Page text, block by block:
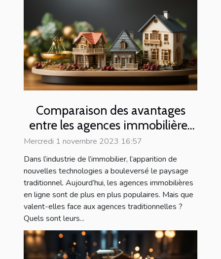
Comparaison des avantages
entre les agences immobilières
traditionnelles et en ligne
Mercredi 1 novembre 2023 16:57
Dans l’industrie de l’immobilier, l’apparition de
nouvelles technologies a bouleversé le paysage
traditionnel. Aujourd’hui, les agences immobilières
en ligne sont de plus en plus populaires. Mais que
valent-elles face aux agences traditionnelles ?
Quels sont leurs...